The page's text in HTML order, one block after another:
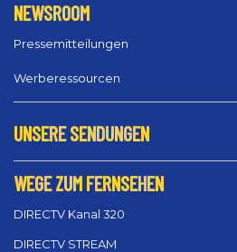
NEWSROOM
Pressemitteilungen
Werberessourcen
UNSERE SENDUNGEN
WEGE ZUM FERNSEHEN
DIRECTV Kanal 320
DIRECTV STREAM